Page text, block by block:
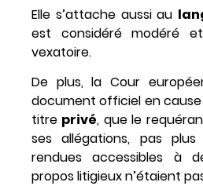
Elle s’attache aussi au
est considéré modéré
vexatoire.
De plus, la Cour
document officiel en
titre privé, que le
ses allégations, pas
rendues accessibles à
propos litigieux n’étaient